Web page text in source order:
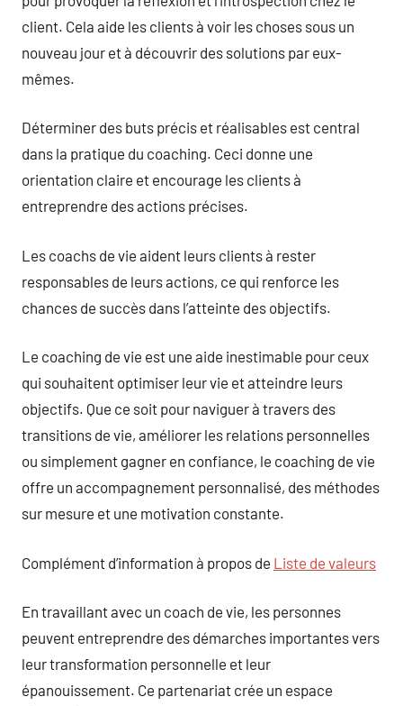
client. Cela aide les clients à voir les choses sous un
nouveau jour et à découvrir des solutions par eux-
mêmes.
Déterminer des buts précis et réalisables est central
dans la pratique du coaching. Ceci donne une
orientation claire et encourage les clients à
entreprendre des actions précises.
Les coachs de vie aident leurs clients à rester
responsables de leurs actions, ce qui renforce les
chances de succès dans l’atteinte des objectifs.
Le coaching de vie est une aide inestimable pour ceux
qui souhaitent optimiser leur vie et atteindre leurs
objectifs. Que ce soit pour naviguer à travers des
transitions de vie, améliorer les relations personnelles
ou simplement gagner en confiance, le coaching de vie
offre un accompagnement personnalisé, des méthodes
sur mesure et une motivation constante.
Complément d’information à propos de Liste de valeurs
En travaillant avec un coach de vie, les personnes
peuvent entreprendre des démarches importantes vers
leur transformation personnelle et leur
épanouissement. Ce partenariat crée un espace